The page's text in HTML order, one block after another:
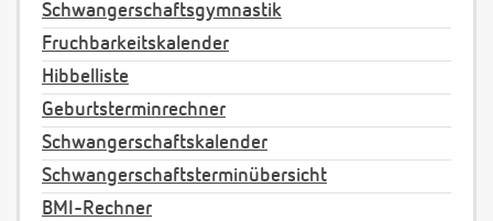
Schwangerschaftsgymnastik
Fruchbarkeitskalender
Hibbelliste
Geburtsterminrechner
Schwangerschaftskalender
Schwangerschaftsterminübersicht
BMI-Rechner